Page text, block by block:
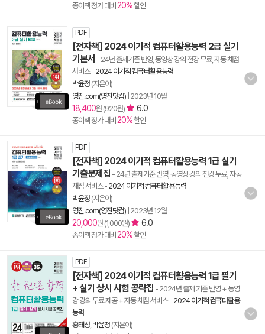
종이책 정가 대비 20%할인
PDF
[전자책] 2024 이기적 컴퓨터활용능력 2급 실기
기본서 - 24년 출제기준 반영, 동영상 강의 전강 무료, 자동 채점
서비스- 2024 이기적 컴퓨터활용능력
박윤정 (지은이)
영진.com(영진닷컴) 2023년 10월
18,400원 (920원) 6.0
종이책 정가 대비 20%할인
PDF
[전자책] 2024 이기적 컴퓨터활용능력 1급 실기
기출문제집 - 24년 출제기준 반영, 동영상 강의 전강 무료, 자동
채점 서비스- 2024 이기적 컴퓨터활용능력
박윤정 (지은이)
영진.com(영진닷컴) 2023년 12월
20,000원 (1,000원) 6.0
종이책 정가 대비 20%할인
PDF
[전자책] 2024 이기적 컴퓨터활용능력 1급 필기
+ 실기 상시 시험 공략집 - 2024년 출제 기준 반영 + 동영
강 강의 무료 제공 + 자동 채점 서비스- 2024 이기적 컴퓨터활용
능력
홍태성 박윤정 (지은이)